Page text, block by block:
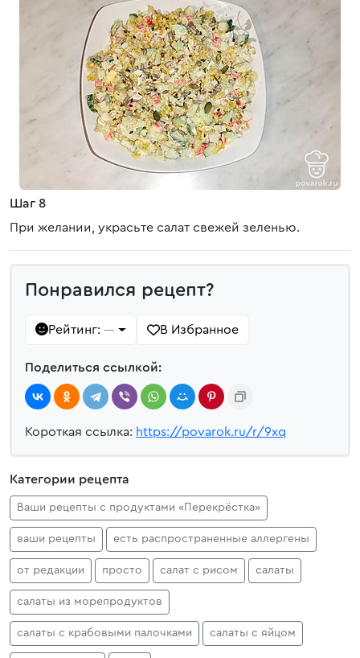
Шаг 8
При желании, украсьте салат свежей зеленью.
Понравился рецепт?
Рейтинг: — В Избранное
Поделиться ссылкой:
Короткая ссылка: https://povarok.ru/r/9xq
Категории рецепта
Ваши рецепты с продуктами «Перекрёстка»
ваши рецепты есть распространенные аллергены
от редакции просто салат с рисом салаты
салаты из морепродуктов
салаты с крабовыми палочками салаты с яйцом